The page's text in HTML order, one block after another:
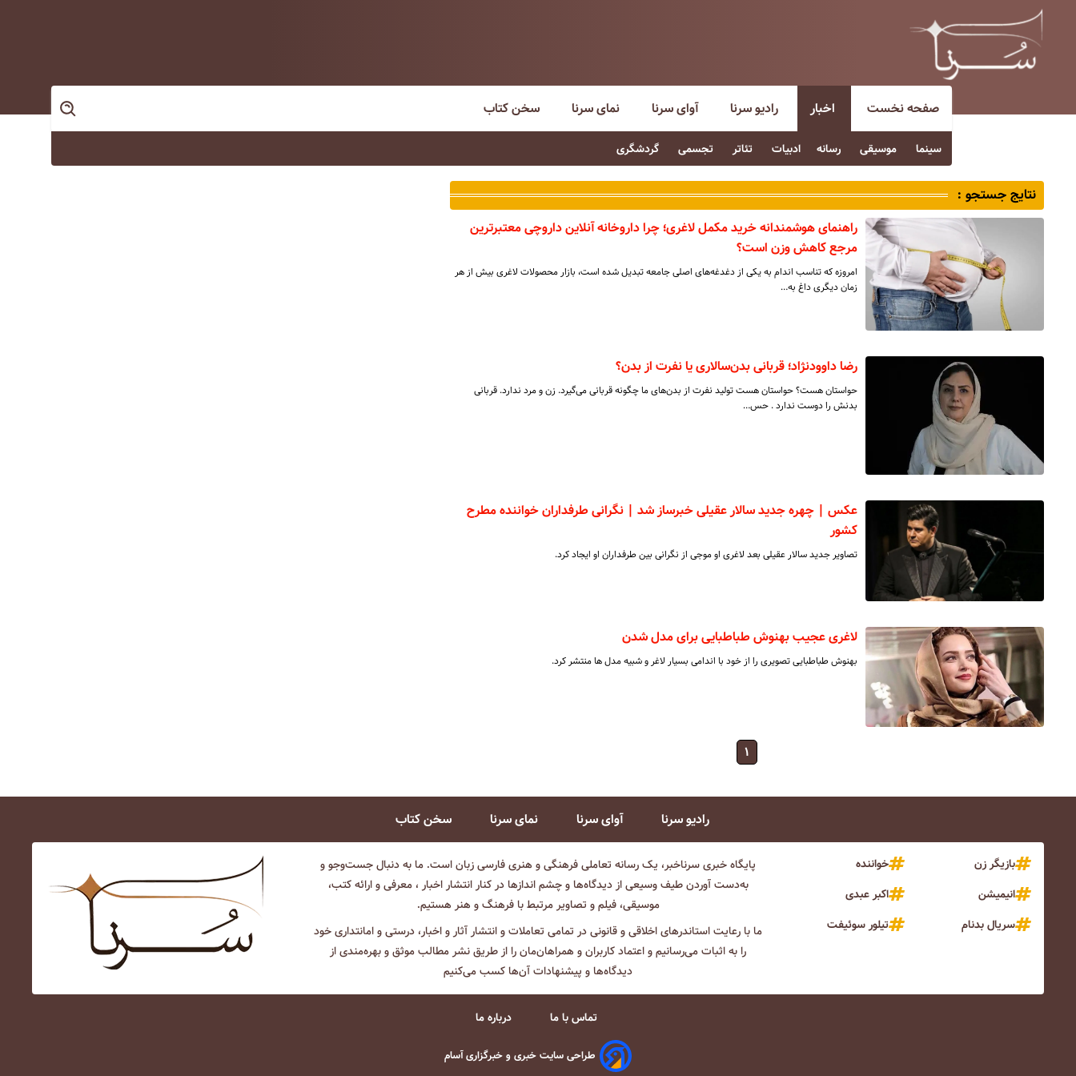
صفحه نخست اخبار
سینما موسیقی رسانه ادبیات تئاتر تجسمی گردشگری
رادیو سرنا آوای سرنا نمای سرنا سخن کتاب
نتایج جستجو :
راهنمای هوشمندانه خرید مکمل لاغری؛ چرا داروخانه آنلاین داروچی معتبرترین
مرجع کاهش وزن است؟
امروزه که تناسب اندام به یکی از دغدغه‌های اصلی جامعه تبدیل شده است، بازار محصولات لاغری بیش از هر
زمان دیگری داغ به…
رضا داوودنژاد؛ قربانی بدن‌سالاری یا نفرت از بدن؟
حواستان هست؟ حواستان هست تولید نفرت از بدن‌های ما چگونه قربانی می‌گیرد. زن و مرد ندارد. قربانی
بدنش را دوست ندارد . حس…
عکس |‌ چهره جدید سالار عقیلی خبرساز شد | نگرانی طرفداران خواننده مطرح
کشور
تصاویر جدید سالار عقیلی بعد لاغری او موجی از نگرانی بین طرفداران او ایجاد کرد.
لاغری عجیب بهنوش طباطبایی برای مدل شدن
بهنوش طباطبایی تصویری را از خود با اندامی بسیار لاغر و شبیه مدل ها منتشر کرد.
۱
رادیو سرنا آوای سرنا نمای سرنا سخن کتاب
بازیگر زن
خواننده
انیمیشن
اکبر عبدی
سریال بدنام
تیلور سوئیفت
پایگاه خبری سرناخبر، یک رسانه تعاملی فرهنگی و هنری فارسی زبان است. ما به دنبال جست‌و‌جو و
به‌دست آوردن طیف وسیعی از دیدگاه‌ها و چشم انداز‌ها در کنار انتشار اخبار ، معرفی و ارائه کتب،
موسیقی، فیلم و تصاویر مرتبط با فرهنگ و هنر هستیم.
ما با رعایت استاندرهای اخلاقی و قانونی در تمامی تعاملات و انتشار آثار و اخبار، درستی و امانتداری خود
را به اثبات می‌رسانیم و اعتماد کاربران و همراهان‌مان را از طریق نشر مطالب موثق و بهره‌مندی از
دیدگاه‌ها و پیشنهادات آن‌ها کسب می‌کنیم
تماس با ما درباره ما
طراحی سایت خبری و خبرگزاری آسام